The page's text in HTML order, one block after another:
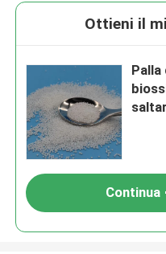
Ottieni il
Continua